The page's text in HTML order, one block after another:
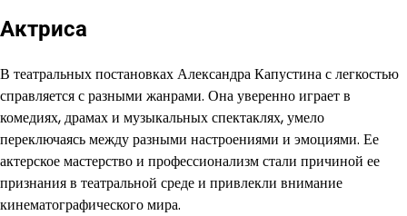
Актриса
В театральных постановках Александра Капустина с легкостью
справляется с разными жанрами. Она уверенно играет в
комедиях, драмах и музыкальных спектаклях, умело
переключаясь между разными настроениями и эмоциями. Ее
актерское мастерство и профессионализм стали причиной ее
признания в театральной среде и привлекли внимание
кинематографического мира.